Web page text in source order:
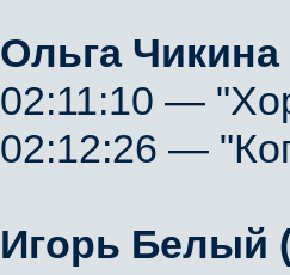
Ольга Чикина
02:11:10 —
02:12:26 —
Игорь Белый